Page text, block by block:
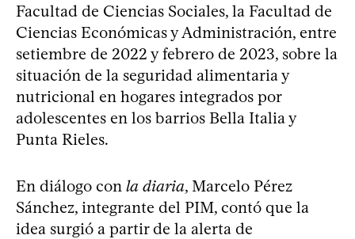
Facultad de Ciencias Sociales, la Facultad de
Ciencias Económicas y Administración, entre
setiembre de 2022 y febrero de 2023, sobre la
situación de la seguridad alimentaria y
nutricional en hogares integrados por
adolescentes en los barrios Bella Italia y
Punta Rieles.
En diálogo con la diaria, Marcelo Pérez
Sánchez, integrante del PIM, contó que la
idea surgió a partir de la alerta de